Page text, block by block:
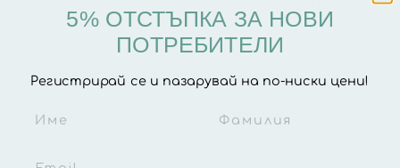
любимите на децата.
Играчката е изработена с внимание към
шлайфани елементи. Цветовете са красиви и
5% ОТСТЪПКА ЗА НОВИ
ПОТРЕБИТЕЛИ
Регистрирай се и пазарувай на по-ниски цени!